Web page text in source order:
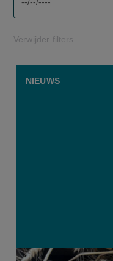
Verwijder filters
NIEUWS